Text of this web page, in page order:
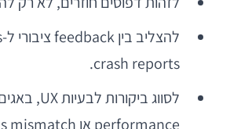
crash reports.
performance או expectations mismatch.